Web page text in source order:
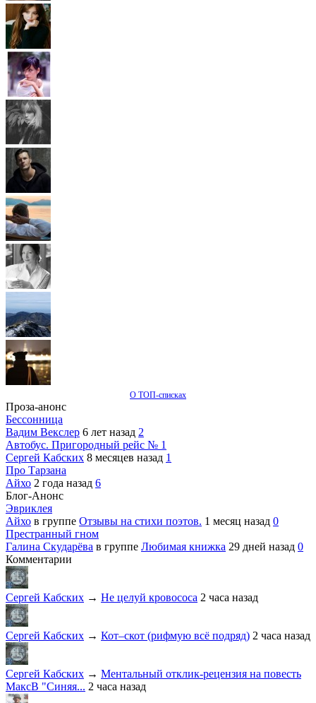
О ТОП-списках
Проза-анонс
Бессонница
Вадим Векслер 6 лет назад 2
Автобус. Пригородный рейс № 1
Сергей Кабских 8 месяцев назад 1
Про Тарзана
Айхо 2 года назад 6
Блог-Анонс
Эвриклея
Айхо в группе Отзывы на стихи поэтов. 1 месяц назад 0
Престранный гном
Галина Скударёва в группе Любимая книжка 29 дней назад 0
Комментарии
Сергей Кабских → Не целуй кровососа 2 часа назад
Сергей Кабских → Кот–скот (рифмую всё подряд) 2 часа назад
Сергей Кабских → Ментальный отклик-рецензия на повесть
МаксВ "Синяя... 2 часа назад